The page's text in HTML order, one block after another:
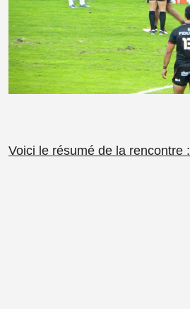
Voici le résumé de la rencontre :